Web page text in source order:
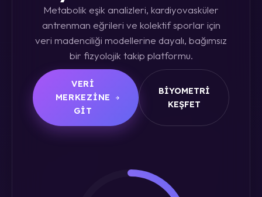
Metabolik eşik analizleri, kardiyovasküler
antrenman eğrileri ve kolektif sporlar için
veri madenciliği modellerine dayalı, bağımsız
bir fizyolojik takip platformu.
VERI
MERKEZINE
GIT
BIYOMETRI
KEŞFET